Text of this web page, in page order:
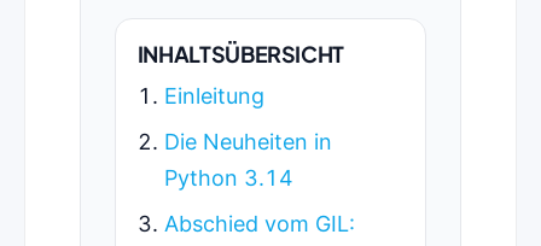
INHALTSÜBERSICHT
Einleitung
Die Neuheiten in
Python 3.14
Abschied vom GIL: